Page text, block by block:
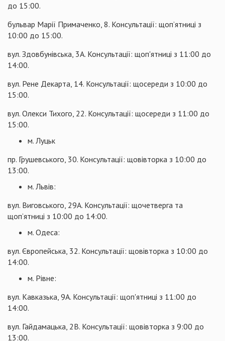
до 15:00.
бульвар Марії Примаченко, 8. Консультації: щоп’ятниці з
10:00 до 15:00.
вул. Здовбунівська, 3А. Консультації: щоп'ятниці з 11:00 до
14:00.
вул. Рене Декарта, 14. Консультації: щосереди з 10:00 до
15:00.
вул. Олекси Тихого, 22. Консультації: щосереди з 11:00 до
15:00.
м. Луцьк
пр. Грушевського, 30. Консультації: щовівторка з 10:00 до
13:00.
м. Львів:
вул. Виговського, 29А. Консультації: щочетверга та
щоп’ятниці з 10:00 до 14:00.
м. Одеса:
вул. Європейська, 32. Консультації: щовівторка з 10:00 до
14:00.
м. Рівне:
вул. Кавказька, 9А. Консультації: щоп'ятниці з 11:00 до
14:00.
вул. Гайдамацька, 2В. Консультації: щовівторка з 9:00 до
13:00.